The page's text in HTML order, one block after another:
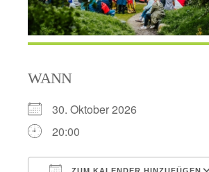
WANN
30. Oktober 2026
20:00
ZUM KALENDER HINZUFÜGEN